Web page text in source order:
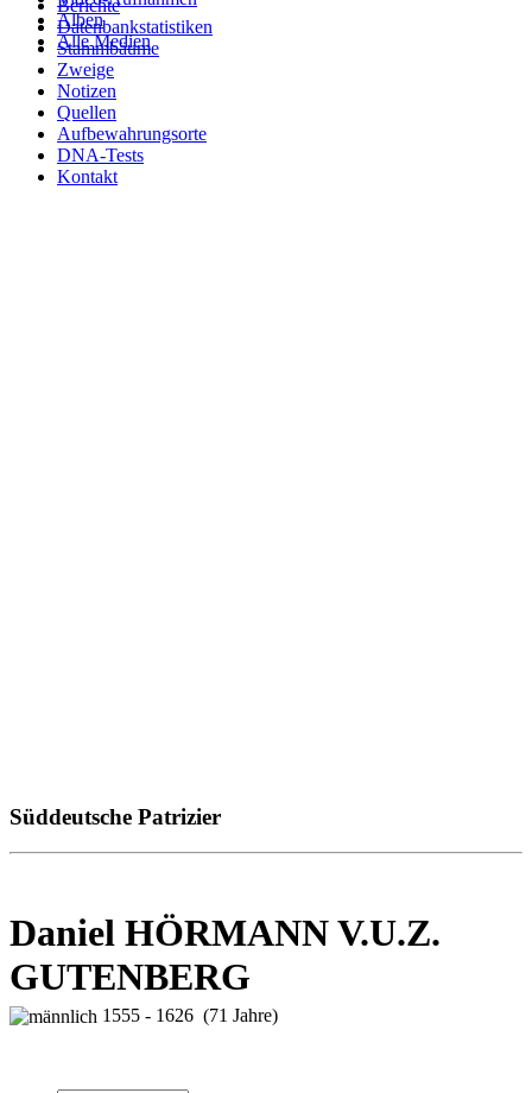
Alben
Alle Medien
Berichte
Datenbankstatistiken
Stammbäume
Zweige
Notizen
Quellen
Aufbewahrungsorte
DNA-Tests
Kontakt
Süddeutsche Patrizier
Daniel HÖRMANN V.U.Z.
GUTENBERG
1555 - 1626 (71 Jahre)